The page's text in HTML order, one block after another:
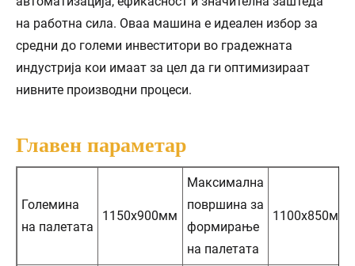
на работна сила. Оваа машина е идеален избор за
средни до големи инвеститори во градежната
индустрија кои имаат за цел да ги оптимизираат
нивните производни процеси.
Главен параметар
Големина
на палетата
1150х900мм
Максимална
површина за
формирање
на палетата
1100х850мм